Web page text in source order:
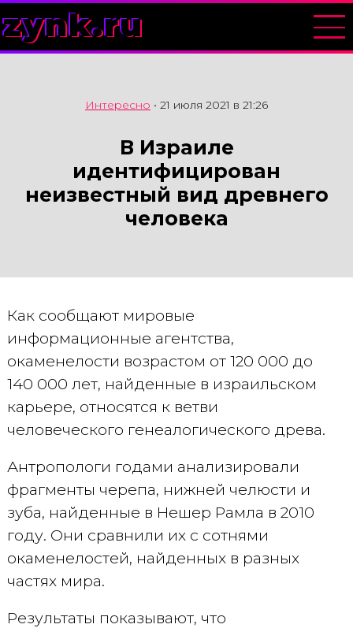
zynk.ru
Интересно • 21 июля 2021 в 21:26
В Израиле
идентифицирован
неизвестный вид древнего
человека
Как сообщают мировые
информационные агентства,
окаменелости возрастом от 120 000 до
140 000 лет, найденные в израильском
карьере, относятся к ветви
человеческого генеалогического древа.
Антропологи годами анализировали
фрагменты черепа, нижней челюсти и
зуба, найденные в Нешер Рамла в 2010
году. Они сравнили их с сотнями
окаменелостей, найденных в разных
частях мира.
Результаты показывают, что